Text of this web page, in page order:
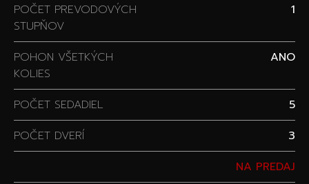
POČET PREVODOVÝCH
STUPŇOV
1
POHON VŠETKÝCH
KOLIES
ANO
POČET SEDADIEL
5
POČET DVERÍ
3
NA PREDAJ